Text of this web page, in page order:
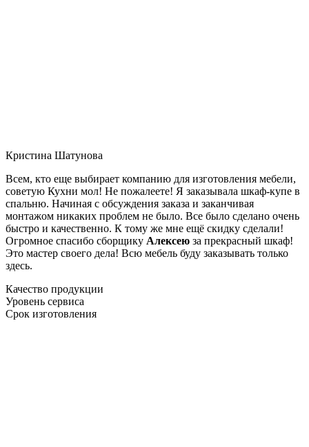
Кристина Шатунова
Всем, кто еще выбирает компанию для изготовления мебели,
советую Кухни мол! Не пожалеете! Я заказывала шкаф-купе в
спальню. Начиная с обсуждения заказа и заканчивая
монтажом никаких проблем не было. Все было сделано очень
быстро и качественно. К тому же мне ещё скидку сделали!
Огромное спасибо сборщику Алексею за прекрасный шкаф!
Это мастер своего дела! Всю мебель буду заказывать только
здесь.
Качество продукции
Уровень сервиса
Срок изготовления